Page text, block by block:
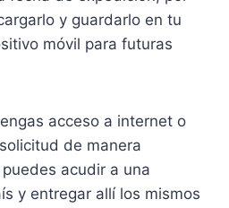
y guardarlo en tu
móvil para futuras
acceso a internet o
de manera
acudir a una
y entregar allí los mismos